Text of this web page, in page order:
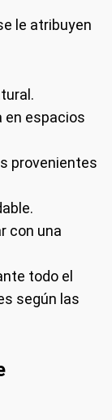
le atribuyen
en espacios
provenientes
con una
todo el
según las